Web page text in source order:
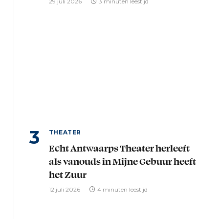
THEATER
Echt Antwaarps Theater herleeft
als vanouds in Mijne Gebuur heeft
het Zuur
12 juli 2026 4 minuten leestijd